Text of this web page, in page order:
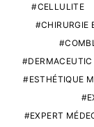
CELLULITE
CHIRURGIE
DERMACEUTIC
ESTHÉTIQUE
EXPERT